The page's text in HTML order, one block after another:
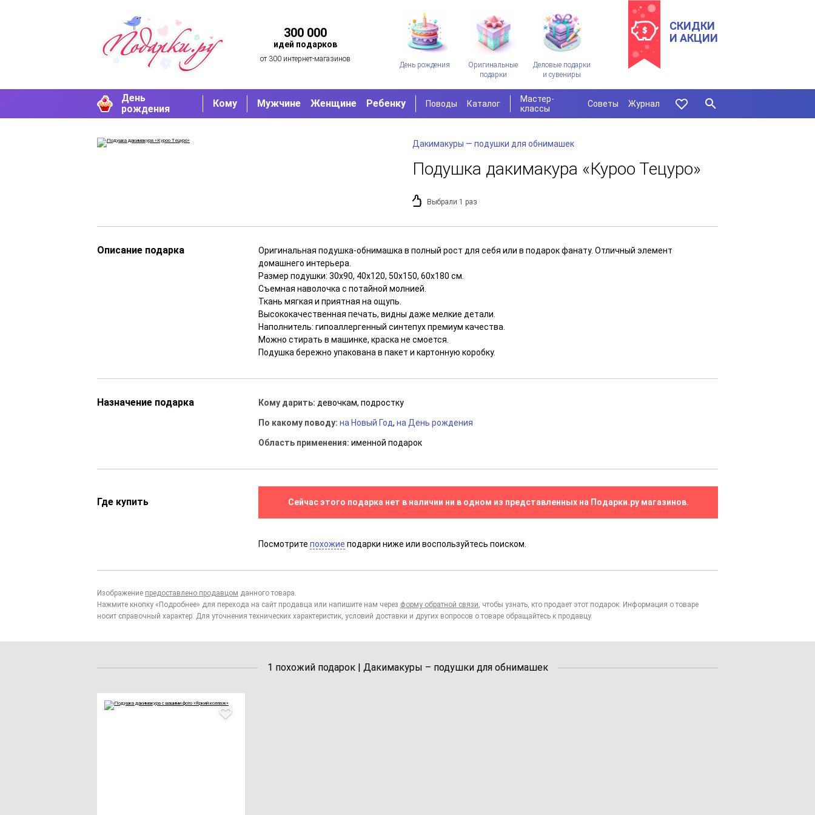
300 000
идей подарков
от 300 интернет-магазинов
День рождения
Оригинальные
подарки
Деловые подарки
и сувениры
СКИДКИ
И АКЦИИ
День
рождения
Кому Мужчине Женщине Ребенку Поводы Каталог
Мастер-
классы
Советы Журнал
Дакимакуры — подушки для обнимашек
Подушка дакимакура «Куроо Тецуро»
Выбрали 1 раз
Описание подарка
Оригинальная подушка-обнимашка в полный рост для себя или в подарок фанату. Отличный элемент
домашнего интерьера.
Размер подушки: 30x90, 40x120, 50x150, 60x180 см.
Съемная наволочка с потайной молнией.
Ткань мягкая и приятная на ощупь.
Высококачественная печать, видны даже мелкие детали.
Наполнитель: гипоаллергенный синтепух премиум качества.
Можно стирать в машинке, краска не смоется.
Подушка бережно упакована в пакет и картонную коробку.
Назначение подарка Кому дарить:девочкам, подростку
По какому поводу:на Новый Год,на День рождения
Область применения:именной подарок
Где купить Сейчас этого подарка нет в наличии ни в одном из представленных на Подарки.ру магазинов.
Посмотритепохожие подарки ниже или воспользуйтесь поиском.
Изображение предоставлено продавцом данного товара.
Нажмите кнопку «Подробнее» для перехода на сайт продавца или напишите нам через форму обратной связи, чтобы узнать, кто продает этот подарок. Информация о товаре
носит справочный характер. Для уточнения технических характеристик, условий доставки и других вопросов о товаре обращайтесь к продавцу.
1 похожий подарок | Дакимакуры – подушки для обнимашек